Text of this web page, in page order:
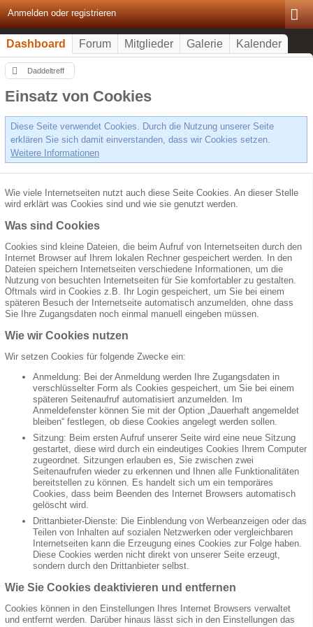
Anmelden oder registrieren
Dashboard Forum Mitglieder Galerie Kalender
Daddeltreff
Einsatz von Cookies
Diese Seite verwendet Cookies. Durch die Nutzung unserer Seite
erklären Sie sich damit einverstanden, dass wir Cookies setzen.
Weitere Informationen
Wie viele Internetseiten nutzt auch diese Seite Cookies. An dieser Stelle
wird erklärt was Cookies sind und wie sie genutzt werden.
Was sind Cookies
Cookies sind kleine Dateien, die beim Aufruf von Internetseiten durch den
Internet Browser auf Ihrem lokalen Rechner gespeichert werden. In den
Dateien speichern Internetseiten verschiedene Informationen, um die
Nutzung von besuchten Internetseiten für Sie komfortabler zu gestalten.
Oftmals wird in Cookies z.B. Ihr Login gespeichert, um Sie bei einem
späteren Besuch der Internetseite automatisch anzumelden, ohne dass
Sie Ihre Zugangsdaten noch einmal manuell eingeben müssen.
Wie wir Cookies nutzen
Wir setzen Cookies für folgende Zwecke ein:
Anmeldung: Bei der Anmeldung werden Ihre Zugangsdaten in
verschlüsselter Form als Cookies gespeichert, um Sie bei einem
späteren Seitenaufruf automatisiert anzumelden. Im
Anmeldefenster können Sie mit der Option „Dauerhaft angemeldet
bleiben“ festlegen, ob diese Cookies angelegt werden sollen.
Sitzung: Beim ersten Aufruf unserer Seite wird eine neue Sitzung
gestartet, diese wird durch ein eindeutiges Cookies Ihrem Computer
zugeordnet. Sitzungen erlauben es, Sie zwischen zwei
Seitenaufrufen wieder zu erkennen und Ihnen alle Funktionalitäten
bereitstellen zu können. Es handelt sich um ein temporäres
Cookies, dass beim Beenden des Internet Browsers automatisch
gelöscht wird.
Drittanbieter-Dienste: Die Einblendung von Werbeanzeigen oder das
Teilen von Inhalten auf sozialen Netzwerken oder vergleichbaren
Internetseiten kann die Erzeugung eines Cookies zur Folge haben.
Diese Cookies werden nicht direkt von unserer Seite erzeugt,
sondern durch den Drittanbieter selbst.
Wie Sie Cookies deaktivieren und entfernen
Cookies können in den Einstellungen Ihres Internet Browsers verwaltet
und entfernt werden. Darüber hinaus lässt sich in den Einstellungen das